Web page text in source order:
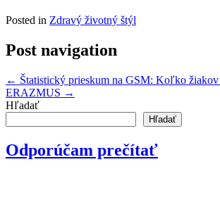
Posted in Zdravý životný štýl
Post navigation
← Štatistický prieskum na GSM: Koľko žiakov
ERAZMUS →
Hľadať
Hľadať
Odporúčam prečítať